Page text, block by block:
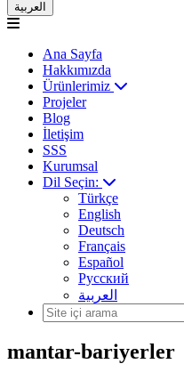
العربية
Ana Sayfa
Hakkımızda
Ürünlerimiz
Projeler
Blog
İletişim
SSS
Kurumsal
Dil Seçin:
Türkçe
English
Deutsch
Français
Español
Русский
العربية
mantar-bariyerler